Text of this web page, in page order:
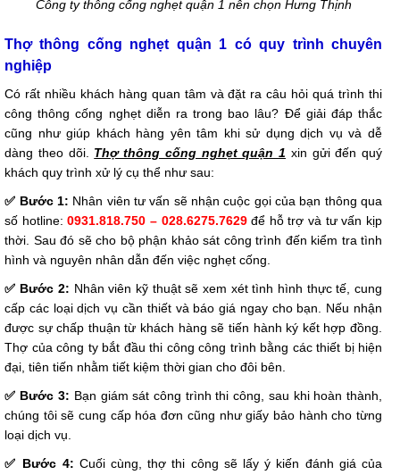
Công ty thông cống nghẹt quận 1 nên chọn Hưng Thịnh
Thợ thông cống nghẹt quận 1 có quy trình chuyên
nghiệp
Có rất nhiều khách hàng quan tâm và đặt ra câu hỏi quá trình thi
công thông cống nghẹt diễn ra trong bao lâu? Để giải đáp thắc
cũng như giúp khách hàng yên tâm khi sử dụng dịch vụ và dễ
dàng theo dõi. Thợ thông cống nghẹt quận 1 xin gửi đến quý
khách quy trình xử lý cụ thể như sau:
✅ Bước 1: Nhân viên tư vấn sẽ nhận cuộc gọi của bạn thông qua
số hotline:0931.818.750 – 028.6275.7629để hỗ trợ và tư vấn kịp
thời. Sau đó sẽ cho bộ phận khảo sát công trình đến kiểm tra tình
hình và nguyên nhân dẫn đến việc nghẹt cống.
✅ Bước 2: Nhân viên kỹ thuật sẽ xem xét tình hình thực tế, cung
cấp các loại dịch vụ cần thiết và báo giá ngay cho bạn. Nếu nhận
được sự chấp thuận từ khách hàng sẽ tiến hành ký kết hợp đồng.
Thợ của công ty bắt đầu thi công công trình bằng các thiết bị hiện
đại, tiên tiến nhằm tiết kiệm thời gian cho đôi bên.
✅ Bước 3: Bạn giám sát công trình thi công, sau khi hoàn thành,
chúng tôi sẽ cung cấp hóa đơn cũng như giấy bảo hành cho từng
loại dịch vụ.
✅ Bước 4: Cuối cùng, thợ thi công sẽ lấy ý kiến đánh giá của